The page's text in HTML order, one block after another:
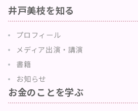
井戸美枝を知る
プロフィール
メディア出演・講演
書籍
お知らせ
お金のことを学ぶ